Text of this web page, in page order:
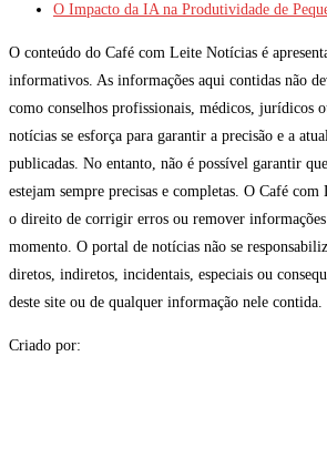
O Impacto da IA na Produtividade de
O conteúdo do Café com Leite Notícias é
informativos. As informações aqui contidas não
como conselhos profissionais, médicos, jurídicos
notícias se esforça para garantir a precisão e a
publicadas. No entanto, não é possível garantir
estejam sempre precisas e completas. O Café
o direito de corrigir erros ou remover
momento. O portal de notícias não se
diretos, indiretos, incidentais, especiais ou
deste site ou de qualquer informação nele contida.
Criado por: